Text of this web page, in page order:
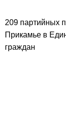
209 партийных
Прикамье в
граждан